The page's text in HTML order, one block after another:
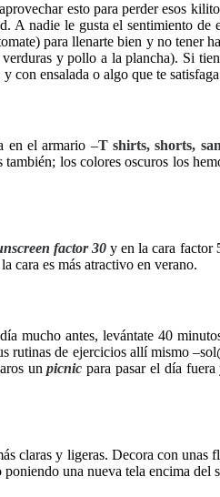
esto para perder esos
A nadie le gusta el sentimiento de
para llenarte bien y no tener
y pollo a la plancha). Si
con ensalada o algo que te
en el armario –T shirts, shorts,
los colores oscuros los
factor 30y en la cara factor
cara es más atractivo en verano.
mucho antes, levántate 40
rutinas de ejercicios allí mismo
unpicnicpara pasar el día
claras y ligeras. Decora con
una nueva tela encima del